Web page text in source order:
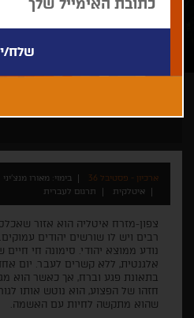
ארכיון - פסטיבל 36 בימוי: מאורו מנצ'יני
איטלקית
תרגום לעברית
צפון-מזרח איטליה הוא אזור
רבים ויש לו שורשים יהודים
נודע ממוצא יהודי. סימונה חי
אלגנטית, ללא קשרים לעבר. יום
בתאונת פגע וברח, אך כאשר הוא
חזהו של הפצוע, הוא נוטש אותו
שהוא מתקשה לחיות עם האשמה.